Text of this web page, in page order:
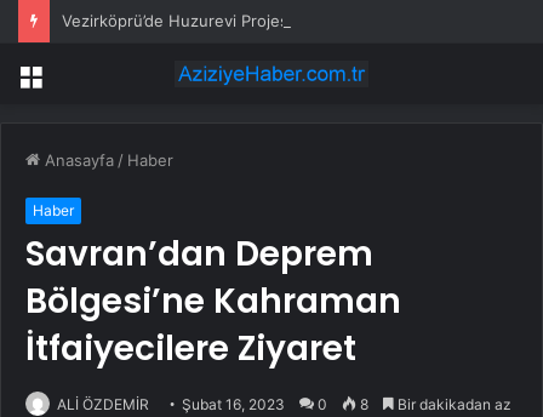
Vezirköprü’de Huzurevi Projesine 192 Milyon TL Destek
Menü
Anasayfa / Haber
Haber
Savran’dan Deprem
Bölgesi’ne Kahraman
İtfaiyecilere Ziyaret
ALİ ÖZDEMİR Şubat 16, 2023 0 8 Bir dakikadan az